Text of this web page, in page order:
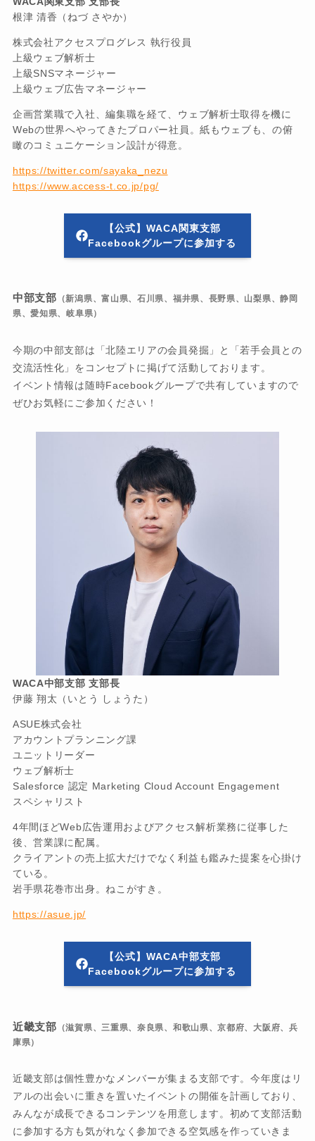
根津 清香（ねづ さやか）
株式会社アクセスプログレス 執行役員
上級ウェブ解析士
上級SNSマネージャー
上級ウェブ広告マネージャー
企画営業職で入社、編集職を経て、ウェブ解析士取得を機に
Webの世界へやってきたプロパー社員。紙もウェブも、の俯
瞰のコミュニケーション設計が得意。
https://twitter.com/sayaka_nezu
https://www.access-t.co.jp/pg/
【公式】WACA関東支部
Facebookグループに参加する
中部支部 （新潟県、富山県、石川県、福井県、長野県、山梨県、静岡
県、愛知県、岐阜県）
今期の中部支部は「北陸エリアの会員発掘」と「若手会員との
交流活性化」をコンセプトに掲げて活動しております。
イベント情報は随時Facebookグループで共有していますので
ぜひお気軽にご参加ください！
WACA中部支部 支部長
伊藤 翔太（いとう しょうた）
ASUE株式会社
アカウントプランニング課
ユニットリーダー
ウェブ解析士
Salesforce 認定 Marketing Cloud Account Engagement
スペシャリスト
4年間ほどWeb広告運用およびアクセス解析業務に従事した
後、営業課に配属。
クライアントの売上拡大だけでなく利益も鑑みた提案を心掛け
ている。
岩手県花巻市出身。ねこがすき。
https://asue.jp/
【公式】WACA中部支部
Facebookグループに参加する
近畿支部 （滋賀県、三重県、奈良県、和歌山県、京都府、大阪府、兵
庫県）
近畿支部は個性豊かなメンバーが集まる支部です。今年度はリ
アルの出会いに重きを置いたイベントの開催を計画しており、
みんなが成長できるコンテンツを用意します。初めて支部活動
に参加する方も気がれなく参加できる空気感を作っていきま